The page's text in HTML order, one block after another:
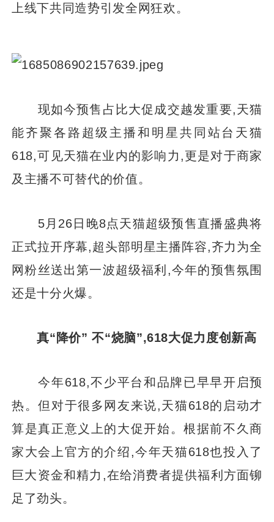
上线下共同造势引发全网狂欢。
现如今预售占比大促成交越发重要,天猫
能齐聚各路超级主播和明星共同站台天猫
618,可见天猫在业内的影响力,更是对于商家
及主播不可替代的价值。
5月26日晚8点天猫超级预售直播盛典将
正式拉开序幕,超头部明星主播阵容,齐力为全
网粉丝送出第一波超级福利,今年的预售氛围
还是十分火爆。
真“降价” 不“烧脑”,618大促力度创新高
今年618,不少平台和品牌已早早开启预
热。但对于很多网友来说,天猫618的启动才
算是真正意义上的大促开始。根据前不久商
家大会上官方的介绍,今年天猫618也投入了
巨大资金和精力,在给消费者提供福利方面铆
足了劲头。